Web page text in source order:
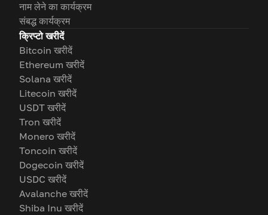
नाम लेने का कार्यक्रम
संबद्ध कार्यक्रम
क्रिप्टो खरीदें
Bitcoin खरीदें
Ethereum खरीदें
Solana खरीदें
Litecoin खरीदें
USDT खरीदें
Tron खरीदें
Monero खरीदें
Toncoin खरीदें
Dogecoin खरीदें
USDC खरीदें
Avalanche खरीदें
Shiba Inu खरीदें